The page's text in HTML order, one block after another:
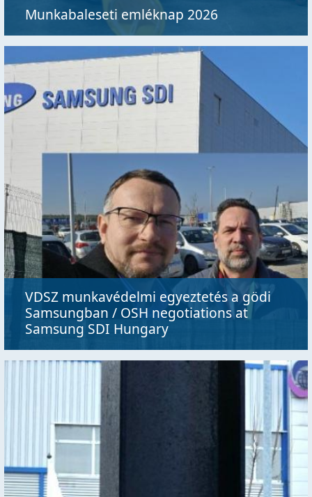
Munkabaleseti emléknap 2026
VDSZ munkavédelmi egyeztetés a gödi
Samsungban / OSH negotiations at
Samsung SDI Hungary